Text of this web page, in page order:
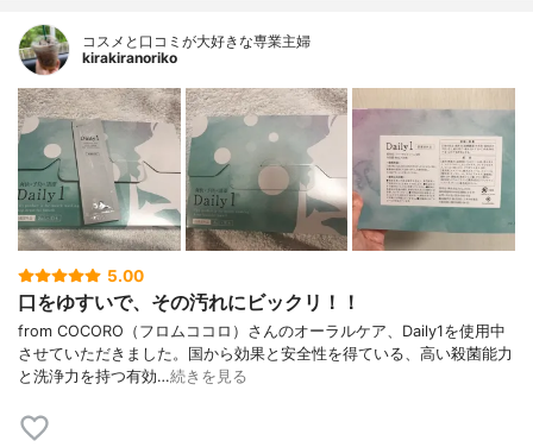
コスメと口コミが大好きな専業主婦
kirakiranoriko
5.00
口をゆすいで、その汚れにビックリ！！
from COCORO（フロムココロ）さんのオーラルケア、Daily1を使用中
させていただきました。国から効果と安全性を得ている、高い殺菌能力
と洗浄力を持つ有効…続きを見る